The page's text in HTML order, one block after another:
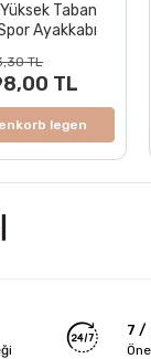
Taban
Ayakkabı
TL
TL
legen
7 /